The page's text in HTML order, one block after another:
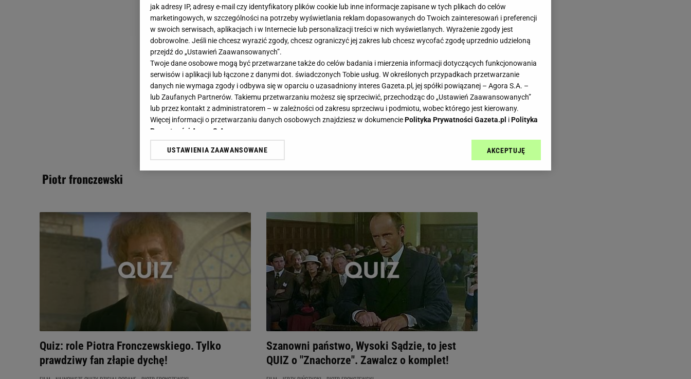
piotr fronczewski
Quiz: role Piotra Fronczewskiego. Tylko
prawdziwy fan złapie dychę!
Szanowni państwo, Wysoki Sądzie, to jest
QUIZ o "Znachorze". Zawalcz o komplet!
jak adresy IP, adresy e-mail czy identyfikatory plików cookie lub inne informacje zapisane w tych plikach do celów
marketingowych, w szczególności na potrzeby wyświetlania reklam dopasowanych do Twoich zainteresowań i preferencji
w swoich serwisach, aplikacjach i w Internecie lub personalizacji treści w nich wyświetlanych. Wyrażenie zgody jest
dobrowolne. Jeśli nie chcesz wyrazić zgody, chcesz ograniczyć jej zakres lub chcesz wycofać zgodę uprzednio udzieloną
przejdź do „Ustawień Zaawansowanych”.
Twoje dane osobowe mogą być przetwarzane także do celów badania i mierzenia informacji dotyczących funkcjonowania
serwisów i aplikacji lub łączone z danymi dot. świadczonych Tobie usług. W określonych przypadkach przetwarzanie
danych nie wymaga zgody i odbywa się w oparciu o uzasadniony interes Gazeta.pl, jej spółki powiązanej – Agora S.A. –
lub Zaufanych Partnerów. Takiemu przetwarzaniu możesz się sprzeciwić, przechodząc do „Ustawień Zaawansowanych”
lub przez kontakt z administratorem – w zależności od zakresu sprzeciwu i podmiotu, wobec którego jest kierowany.
Więcej informacji o przetwarzaniu danych osobowych znajdziesz w dokumenciePolityka Prywatności Gazeta.pl iPolityka
Prywatności Agora S.A.
Klikając „Akceptuję” wyrażasz też zgodę na zainstalowanie i przechowywanie plików cookie Gazeta.pl sp. z o.o., jej
My, nasi Zaufani Partnerzy i Agora S.A. możemy przetwarzać dane osobowe w następujących celach:
Użycie dokładnych danych geolokalizacyjnych. Aktywne skanowanie charakterystyki urządzenia do celów identyfikacji.
Przechowywanie informacji na urządzeniu lub dostęp do nich. Spersonalizowane reklamy i treści, pomiar reklam i treści,
badnie odbiorców i ulepszanie usług.
Lista Zaufanych Partnerów
USTAWIENIA ZAAWANSOWANE AKCEPTUJĘ